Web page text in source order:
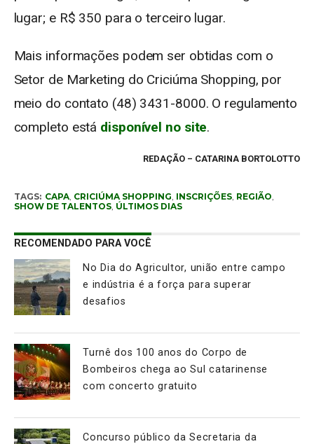
lugar; e R$ 350 para o terceiro lugar.
Mais informações podem ser obtidas com o
Setor de Marketing do Criciúma Shopping, por
meio do contato (48) 3431-8000. O regulamento
completo está disponível no site.
REDAÇÃO – CATARINA BORTOLOTTO
TAGS: CAPA, CRICIÚMA SHOPPING INSCRIÇÕES, REGIÃO
SHOW DE TALENTOS, ÚLTIMOS DIAS
RECOMENDADO PARA VOCÊ
No Dia do Agricultor, união entre campo
e indústria é a força para superar
desafios
Turnê dos 100 anos do Corpo de
Bombeiros chega ao Sul catarinense
com concerto gratuito
Concurso público da Secretaria da